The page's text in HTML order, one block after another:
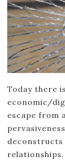
Today there
economic/
escape from
deconstructs